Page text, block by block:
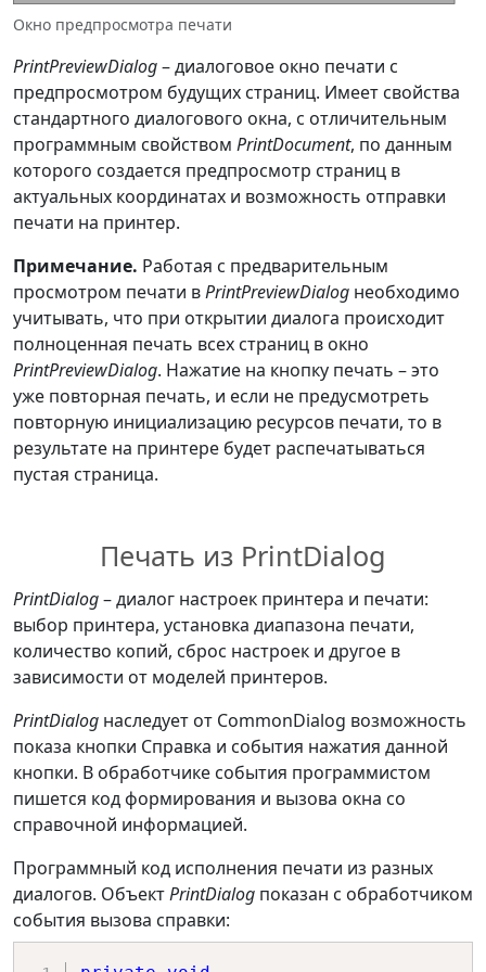
        leftMargin
e
MarginBounds
        topMargin
MarginBounds Top 100.0f
        graphics
. DrawRectangle
0
,
8.267716535433071f
11.69291338582677f
break;
}
// Печать последовательно всех
строк файла на одной странице.
while
(counterLines <
&&
// Координата позиции строки
страницы.
float yPos = topMargin +
(counterLines * fontHeight);
//
        lineText
,
        _printFont
,
        _printColor
,
        leftMargin
,
        yPos
);
//
    counterLines
}
каждой страницы.
private
void
PrintDocument_PrintPage(object
sender, PrintPageEventArgs e )
{
if (_printFile != null &&
e .Graphics is Graphics graphics
{
        graphics
//graphics.PageUnit =
GraphicsUnit.Point;
//graphics.PageUnit =
GraphicsUnit.Millimeter;
//graphics.PageUnit =
GraphicsUnit.Inch;
// Счетчик строк
float leftMargin =
float topMargin =
e.MarginBounds.Top;
// Высота шрифта в
выбранных единицах объекта
graphics.
fontHeight
_printFont
GetHeight graphics)
// Количество возможных
строк для одной страницы.
float
e.MarginBounds.Height /
fontHeight;
Pen rectPen =
Окно предпросмотра печати
PrintPreviewDialog– диалоговое окно печати с
предпросмотром будущих страниц. Имеет свойства
стандартного диалогового окна, с отличительным
программным свойством PrintDocument, по данным
которого создается предпросмотр страниц в
актуальных координатах и возможность отправки
печати на принтер.
Примечание. Работая с предварительным
просмотром печати вPrintPreviewDialog необходимо
учитывать, что при открытии диалога происходит
полноценная печать всех страниц в окно
PrintPreviewDialog. Нажатие на кнопку печать – это
уже повторная печать, и если не предусмотреть
повторную инициализацию ресурсов печати, то в
результате на принтере будет распечатываться
пустая страница.
Печать из PrintDialog
PrintDialog– диалог настроек принтера и печати:
выбор принтера, установка диапазона печати,
количество копий, сброс настроек и другое в
зависимости от моделей принтеров.
PrintDialog наследует от CommonDialog возможность
показа кнопки Справка и события нажатия данной
кнопки. В обработчике события программистом
пишется код формирования и вызова окна со
справочной информацией.
Программный код исполнения печати из разных
диалогов. ОбъектPrintDialog показан с обработчиком
события вызова справки: